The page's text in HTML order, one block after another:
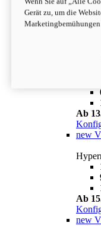
Ab
Ab
new
Ab
new
Gerät zu, um die
Marketingbemühungen